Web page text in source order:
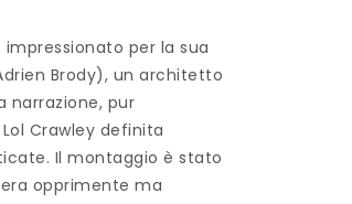
per la sua
Brody), un architetto
narrazione, pur
Crawley definita
Il montaggio è stato
opprimente ma